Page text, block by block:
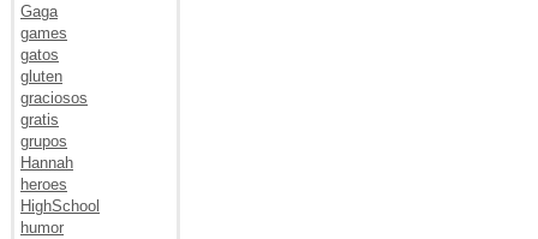
Gaga
games
gatos
gluten
graciosos
gratis
grupos
Hannah
heroes
HighSchool
humor